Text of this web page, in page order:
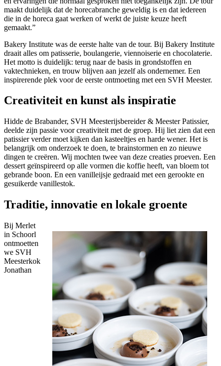
maakt duidelijk dat de horecabranche geweldig is en dat iedereen
die in de horeca gaat werken of werkt de juiste keuze heeft
gemaakt.”
Bakery Institute was de eerste halte van de tour. Bij Bakery Institute
draait alles om patisserie, boulangerie, viennoiserie en chocolaterie.
Het motto is duidelijk: terug naar de basis in grondstoffen en
vaktechnieken, en trouw blijven aan jezelf als ondernemer. Een
inspirerende plek voor de eerste ontmoeting met een SVH Meester.
Creativiteit en kunst als inspiratie
Hidde de Brabander, SVH Meesterijsbereider & Meester Patissier,
deelde zijn passie voor creativiteit met de groep. Hij liet zien dat een
patissier verder moet kijken dan kasteeltjes en harde wener. Het is
belangrijk om onderzoek te doen, te brainstormen en zo nieuwe
dingen te creëren. Wij mochten twee van deze creaties proeven. Een
dessert geïnspireerd op alle vormen die koffie heeft, van bloem tot
gebrande boon. En een vanilleijsje gedraaid met een gerookte en
gesuikerde vanillestok.
Traditie, innovatie en lokale groente
Bij Merlet
in Schoorl
ontmoetten
we SVH
Meesterkok
Jonathan